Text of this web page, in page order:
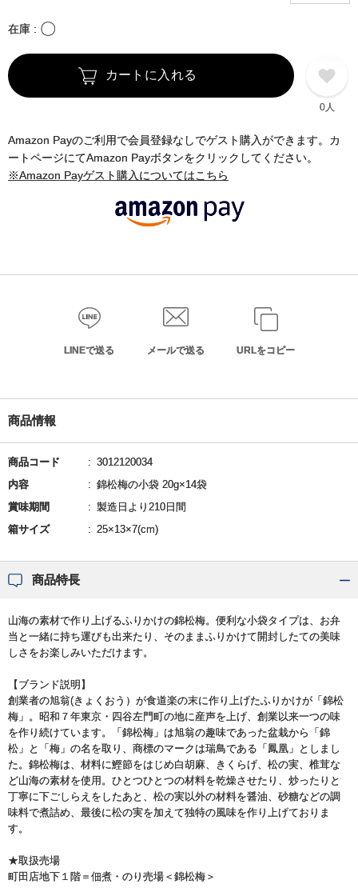
在庫 〇
カートに入れる
0人
Amazon Payのご利用で会員登録なしでゲスト購入ができます。カ
ートページにてAmazon Payボタンをクリックしてください。
※Amazon Payゲスト購入についてはこちら
LINEで送る メールで送る URLをコピー
商品情報
商品コード
3012120034
内容
錦松梅の小袋 20g×14袋
賞味期間
製造日より210日間
箱サイズ
25×13×7(cm)
商品特長
山海の素材で作り上げるふりかけの錦松梅。便利な小袋タイプは、お弁
当と一緒に持ち運びも出来たり、そのままふりかけて開封したての美味
しさをお楽しみいただけます。
【ブランド説明】
創業者の旭翁(きょくおう）が食道楽の末に作り上げたふりかけが「錦松
梅」。昭和７年東京・四谷左門町の地に産声を上げ、創業以来一つの味
を作り続けています。「錦松梅」は旭翁の趣味であった盆栽から「錦
松」と「梅」の名を取り、商標のマークは瑞鳥である「鳳凰」としまし
た。錦松梅は、材料に鰹節をはじめ白胡麻、きくらげ、松の実、椎茸な
ど山海の素材を使用。ひとつひとつの材料を乾燥させたり、炒ったりと
丁寧に下ごしらえをしたあと、松の実以外の材料を醤油、砂糖などの調
味料で煮詰め、最後に松の実を加えて独特の風味を作り上げておりま
す。
★取扱売場
町田店地下１階＝佃煮・のり売場＜錦松梅＞